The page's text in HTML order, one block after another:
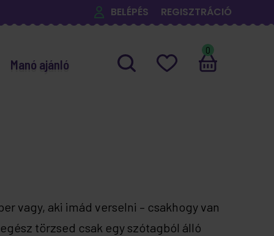
BELÉPÉS REGISZTRÁCIÓ
Manó ajánló
0
vagy, aki imád verselni – csakhogy van
törzsed csak egy szótagból álló